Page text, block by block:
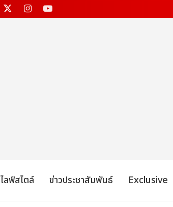
ไลฟ์สไตล์ ข่าวประชาสัมพันธ์ Exclusive